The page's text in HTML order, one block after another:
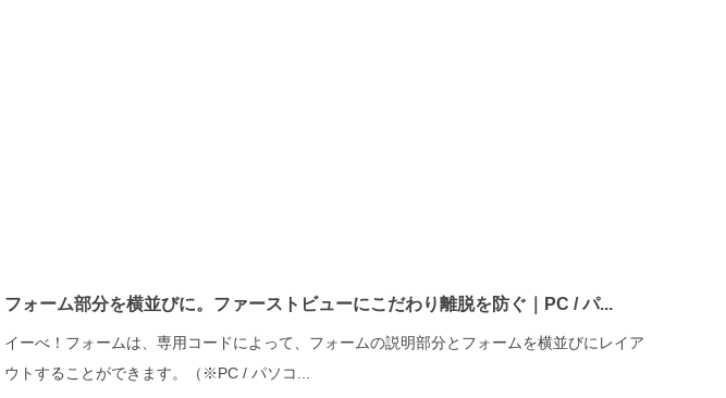
フォーム部分を横並びに。ファーストビューにこだわり離脱を防ぐ｜PC / パ...
イーべ！フォームは、専用コードによって、フォームの説明部分とフォームを横並びにレイア
ウトすることができます。（※PC / パソコ...